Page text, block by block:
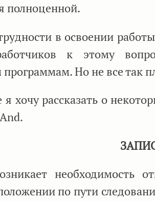
полноценной.
в освоении
к этому
Но не все так
я хочу рассказать о
необходимость
по пути